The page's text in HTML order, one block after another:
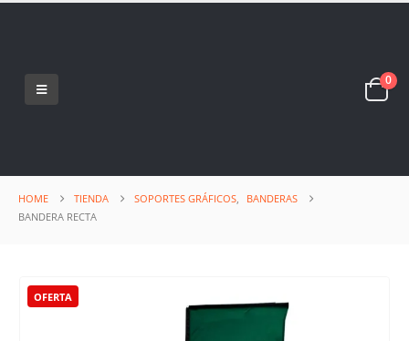
0
HOME TIENDA SOPORTES GRÁFICOS,
BANDERAS
BANDERA RECTA
OFERTA